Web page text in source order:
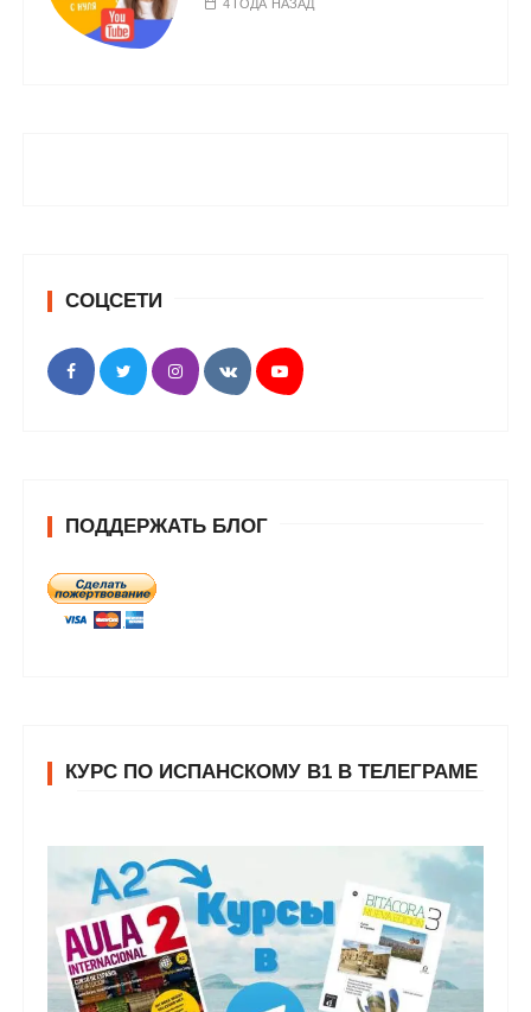
4 ГОДА НАЗАД
СОЦСЕТИ
ПОДДЕРЖАТЬ БЛОГ
КУРС ПО ИСПАНСКОМУ В1 В ТЕЛЕГРАМЕ